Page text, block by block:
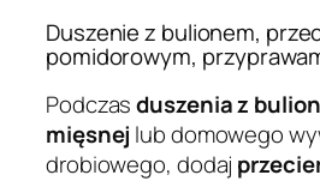
Duszenie z bulionem,
pomidorowym,
Podczasduszenia z
mięsnej lub domowego
drobiowego, dodaj